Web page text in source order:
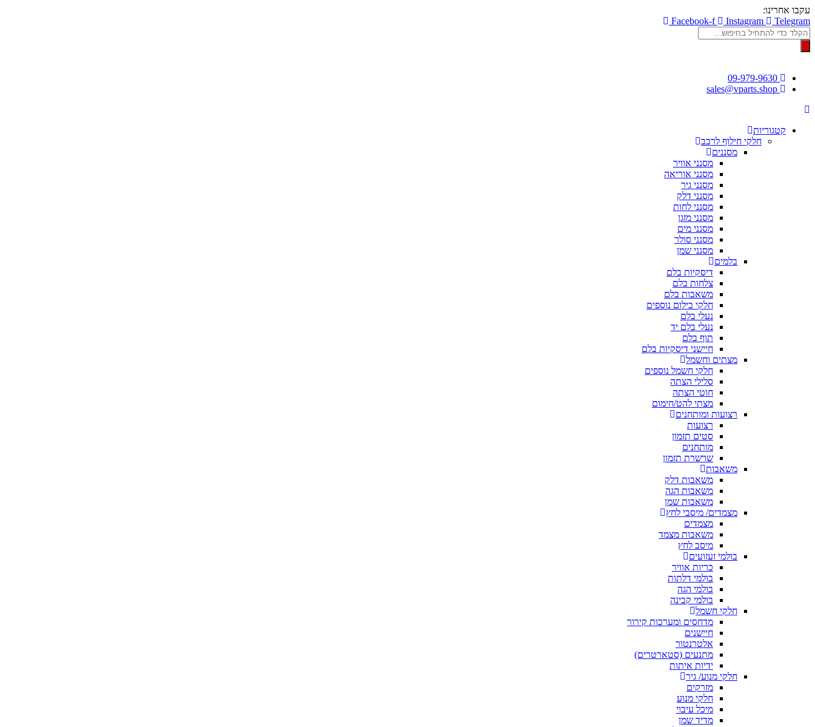
דלג
לתוכן
עקבו אחרינו:
Facebook-f
Instagram
Telegram
Products
search
09-979-9630
sales@vparts.shop
קטגוריות
חלקי חילוף לרכב
מסננים
מסנני אוויר
מסנני אוריאה
מסנני גיר
מסנני דלק
מסנני לחות
מסנני מזגן
מסנני מים
מסנני סולר
מסנני שמן
בלמים
דיסקיות בלם
צלחות בלם
משאבות בלם
חלקי בילום נוספים
נעלי בלם
נעלי בלם יד
תוף בלם
חיישני דיסקיות בלם
מצתים וחשמל
חלקי חשמל נוספים
סלילי הצתה
חוטי הצתה
מצתי להט/חימום
רצועות ומותחנים
רצועות
סטים תזמון
מותחנים
שרשרת תזמון
משאבות
משאבות דלק
משאבות הגה
משאבות שמן
מצמדים/ מיסבי לחץ
מצמדים
משאבות מצמד
מיסב לחץ
בולמי זעזועים
כריות אוויר
בולמי דלתות
בולמי הגה
בולמי קבינה
חלקי חשמל
מדחסים ומערכות קירור
חיישנים
אלטרנטור
מתנעים (סטארטרים)
ידיות איתות
חלקי מנוע/ גיר
מזרקים
חלקי מנוע
מיכל עיבוי
מדיד שמן